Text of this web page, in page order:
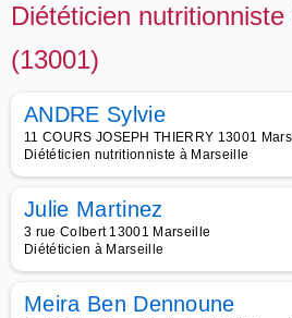
Diététicien
(13001)
ANDRE Sylvie
11 COURS JOSEPH THIERRY 13001
Diététicien nutritionniste à Marseille
Julie Martinez
3 rue Colbert 13001 Marseille
Diététicien à Marseille
Meira Ben Dennoune